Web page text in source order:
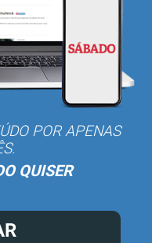
POR APENAS
QUISER